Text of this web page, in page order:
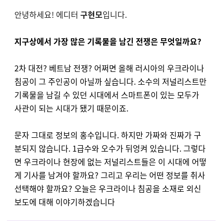
안녕하세요! 에디터 구현모입니다.
지구상에서 가장 많은 기록물을 남긴 전쟁은 무엇일까요?
2차 대전? 베트남 전쟁? 어쩌면 올해 러시아의 우크라이나
침공이 그 주인공이 아닐까 싶습니다. 소수의 저널리스트만
기록물을 남길 수 있던 시대에서 스마트폰이 있는 모두가
사관이 되는 시대가 됐기 때문이죠.
문자 그대로 정보의 홍수입니다. 하지만 가짜와 진짜가 구
분되지 않습니다. 1급수와 오수가 뒤엉켜 있습니다.그렇다
면 우크라이나 현장에 없는 저널리스트들은 이 시대에 어떻
게 기사를 남겨야 할까요? 그리고 우리는 어떤 정보를 취사
선택해야 할까요? 오늘은 우크라이나 침공을 소재로 외신
보도에 대해 이야기하겠습니다